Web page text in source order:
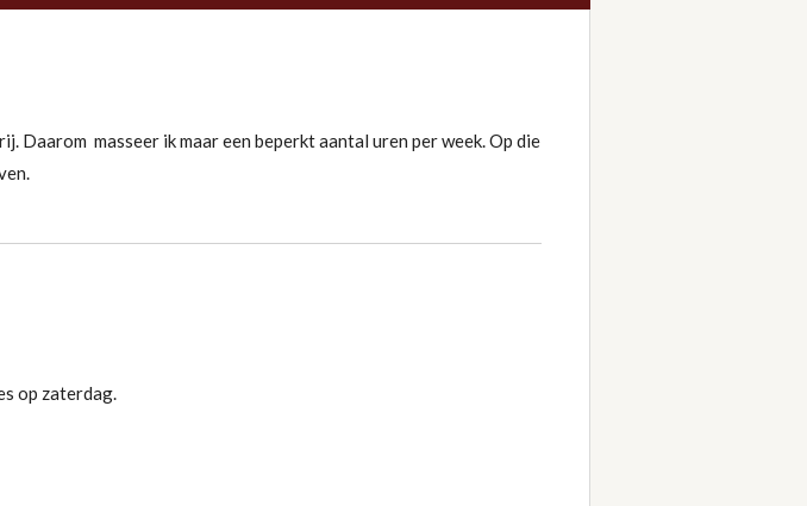
Daarom masseer ik maar een beperkt aantal uren per week. Op die
op zaterdag.